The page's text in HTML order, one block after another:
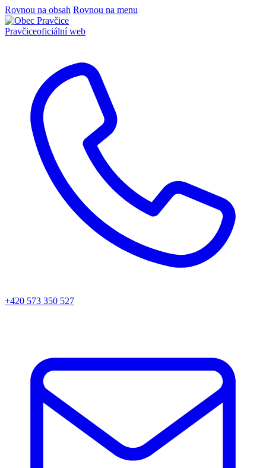
Rovnou na obsah Rovnou na menu
Pravčiceoficiální web
+420 573 350 527